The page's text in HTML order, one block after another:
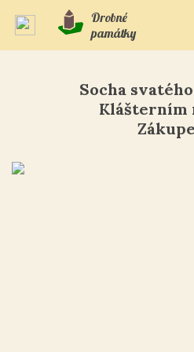
Drobné
památky
Socha
Klášterním